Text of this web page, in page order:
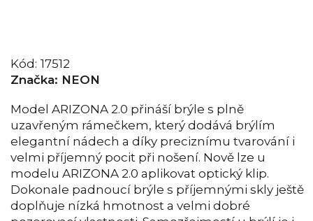
Kód: 17512
Značka: NEON
Model ARIZONA 2.0 přináší brýle s plně
uzavřeným rámečkem, který dodává brýlím
elegantní nádech a díky preciznímu tvarování i
velmi příjemný pocit při nošení. Nově lze u
modelu ARIZONA 2.0 aplikovat optický klip.
Dokonale padnoucí brýle s příjemnými skly ještě
doplňuje nízká hmotnost a velmi dobré